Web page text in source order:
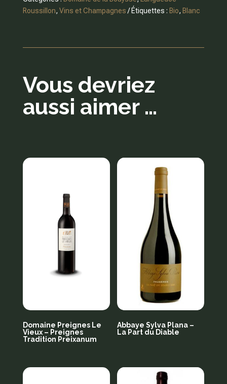
Roussillon, Vins et Champagnes Étiquettes : Bio, Blanc
Vous devriez
aussi aimer …
Domaine Preignes Le
Vieux – Preignes
Tradition Preixanum
Abbaye Sylva Plana –
La Part du Diable